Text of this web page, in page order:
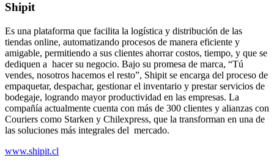
Shipit
Es una plataforma que facilita la logística y distribución de las
tiendas online, automatizando procesos de manera eficiente y
amigable, permitiendo a sus clientes ahorrar costos, tiempo, y que se
dediquen a hacer su negocio. Bajo su promesa de marca, “Tú
vendes, nosotros hacemos el resto”, Shipit se encarga del proceso de
empaquetar, despachar, gestionar el inventario y prestar servicios de
bodegaje, logrando mayor productividad en las empresas. La
compañía actualmente cuenta con más de 300 clientes y alianzas con
Couriers como Starken y Chilexpress, que la transforman en una de
las soluciones más integrales del mercado.
www.shipit.cl